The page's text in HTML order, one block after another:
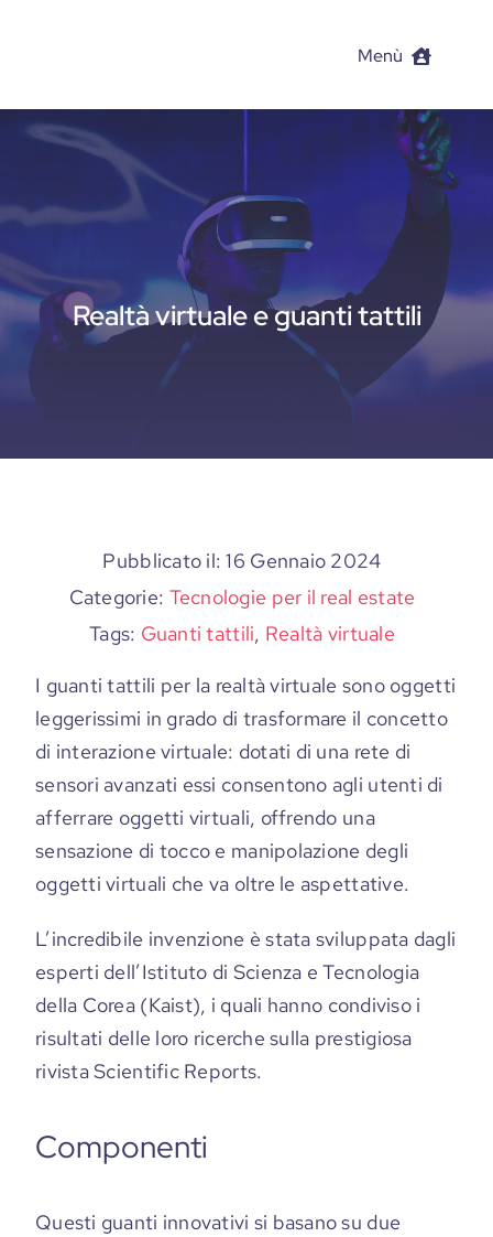
Menù
Set di Render da
Case history
Realtà virtuale e guanti tattili
Pubblicato il: 16 Gennaio 2024
Categorie: Tecnologie per il real estate
Tags: Guanti tattili, Realtà virtuale
I guanti tattili per la realtà virtuale sono oggetti
leggerissimi in grado di trasformare il concetto
di interazione virtuale: dotati di una rete di
sensori avanzati essi consentono agli utenti di
afferrare oggetti virtuali, offrendo una
sensazione di tocco e manipolazione degli
oggetti virtuali che va oltre le aspettative.
L’incredibile invenzione è stata sviluppata dagli
esperti dell’Istituto di Scienza e Tecnologia
della Corea (Kaist), i quali hanno condiviso i
risultati delle loro ricerche sulla prestigiosa
rivista Scientific Reports.
Componenti
Questi guanti innovativi si basano su due